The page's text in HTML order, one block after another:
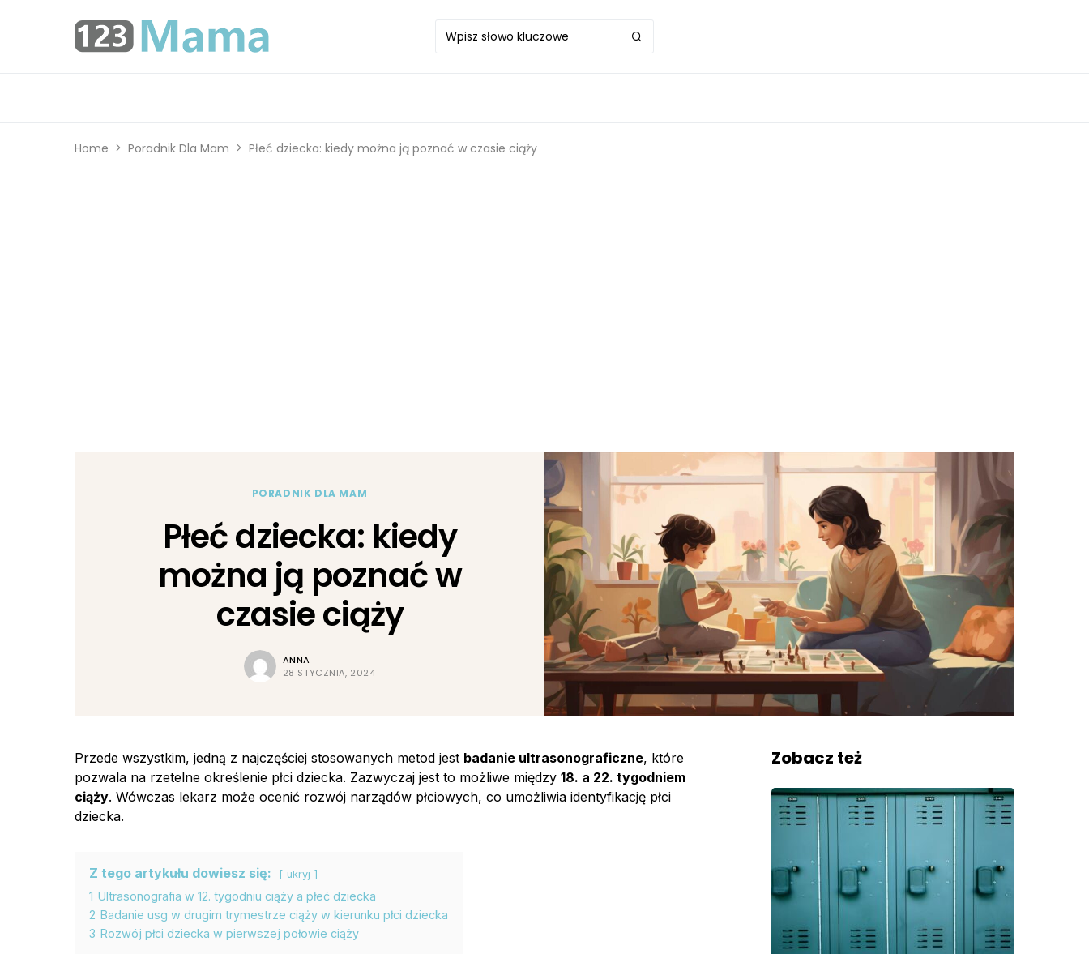
Home Poradnik Dla Mam Płeć dziecka: kiedy można ją poznać w czasie ciąży
PORADNIK DLA MAM
Płeć dziecka: kiedy
można ją poznać w
czasie ciąży
ANNA
28 STYCZNIA, 2024
Przede wszystkim, jedną z najczęściej stosowanych metod jest badanie ultrasonograficzne, które
pozwala na rzetelne określenie płci dziecka. Zazwyczaj jest to możliwe między 18. a 22. tygodniem
ciąży. Wówczas lekarz może ocenić rozwój narządów płciowych, co umożliwia identyfikację płci
dziecka.
Z tego artykułu dowiesz się: ukryj
1 Ultrasonografia w 12. tygodniu ciąży a płeć dziecka
2 Badanie usg w drugim trymestrze ciąży w kierunku płci dziecka
3 Rozwój płci dziecka w pierwszej połowie ciąży
Zobacz też